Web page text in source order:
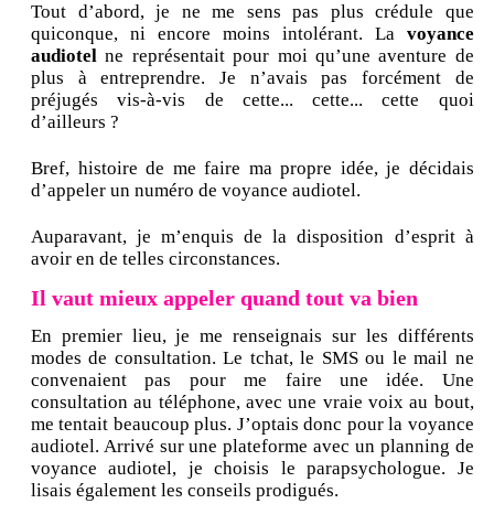
Tout d’abord, je ne me sens pas plus crédule que
quiconque, ni encore moins intolérant. La voyance
audiotel ne représentait pour moi qu’une aventure de
plus à entreprendre. Je n’avais pas forcément de
préjugés vis-à-vis de cette... cette... cette quoi
d’ailleurs ?
Bref, histoire de me faire ma propre idée, je décidais
d’appeler un numéro de voyance audiotel.
Auparavant, je m’enquis de la disposition d’esprit à
avoir en de telles circonstances.
Il vaut mieux appeler quand tout va bien
En premier lieu, je me renseignais sur les différents
modes de consultation. Le tchat, le SMS ou le mail ne
convenaient pas pour me faire une idée. Une
consultation au téléphone, avec une vraie voix au bout,
me tentait beaucoup plus. J’optais donc pour la voyance
audiotel. Arrivé sur une plateforme avec un planning de
voyance audiotel, je choisis le parapsychologue. Je
lisais également les conseils prodigués.